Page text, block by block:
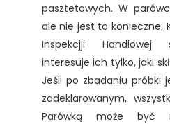
pasztetowych. W
ale nie jest to konieczne.
Inspekcjji Handlowej
interesuje ich tylko, jaki
Jeśli po zbadaniu próbki
zadeklarowanym,
Parówką może być